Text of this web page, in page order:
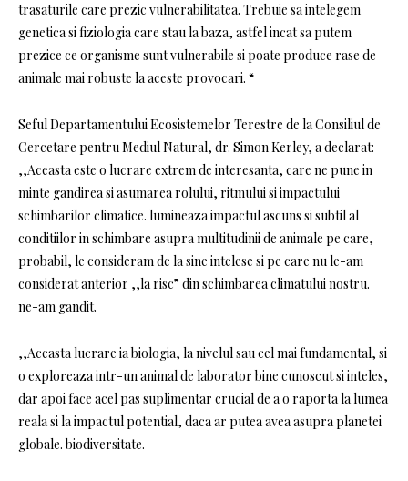
trasaturile care prezic vulnerabilitatea. Trebuie sa intelegem
genetica si fiziologia care stau la baza, astfel incat sa putem
prezice ce organisme sunt vulnerabile si poate produce rase de
animale mai robuste la aceste provocari. “
Seful Departamentului Ecosistemelor Terestre de la Consiliul de
Cercetare pentru Mediul Natural, dr. Simon Kerley, a declarat:
,,Aceasta este o lucrare extrem de interesanta, care ne pune in
minte gandirea si asumarea rolului, ritmului si impactului
schimbarilor climatice. lumineaza impactul ascuns si subtil al
conditiilor in schimbare asupra multitudinii de animale pe care,
probabil, le consideram de la sine intelese si pe care nu le-am
considerat anterior ,,la risc” din schimbarea climatului nostru.
ne-am gandit.
,,Aceasta lucrare ia biologia, la nivelul sau cel mai fundamental, si
o exploreaza intr-un animal de laborator bine cunoscut si inteles,
dar apoi face acel pas suplimentar crucial de a o raporta la lumea
reala si la impactul potential, daca ar putea avea asupra planetei
globale. biodiversitate.